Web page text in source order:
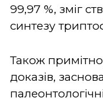
99,97 %, зміг
синтезу
Також
доказів,